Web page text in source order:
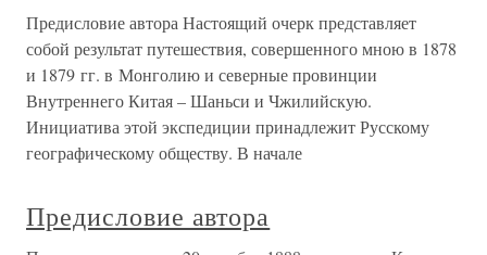
Предисловие автора Настоящий очерк представляет
собой результат путешествия, совершенного мною в 1878
и 1879 гг. в Монголию и северные провинции
Внутреннего Китая – Шаньси и Чжилийскую.
Инициатива этой экспедиции принадлежит Русскому
географическому обществу. В начале
Предисловие автора